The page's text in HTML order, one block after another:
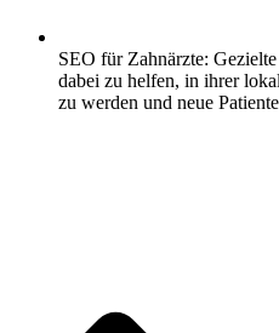
SEO für Zahnärzte:
dabei zu helfen, in ihrer
zu werden und neue